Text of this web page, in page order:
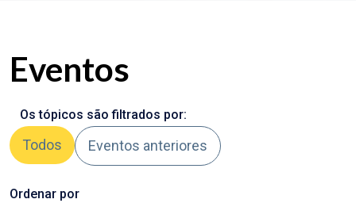
Eventos
Os tópicos são filtrados por:
Todos Eventos anteriores
Ordenar por